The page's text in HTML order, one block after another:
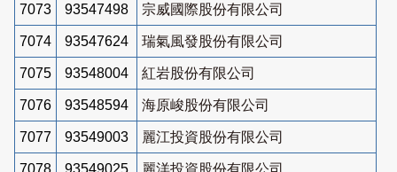
7073 93547498 宗威國際股份有限公司
7074 93547624 瑞氣風發股份有限公司
7075 93548004 紅岩股份有限公司
7076 93548594 海原峻股份有限公司
7077 93549003 麗江投資股份有限公司
7078 93549025 麗洋投資股份有限公司